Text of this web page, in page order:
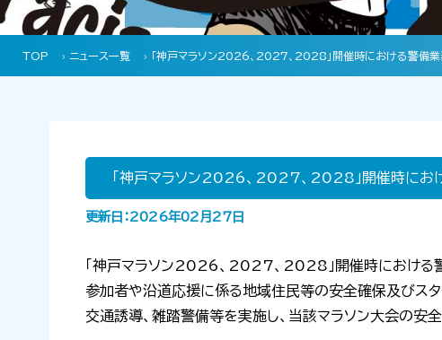
TOP › ニュース一覧 › 「神戸マラソン2026、2027、2028」開催時における警備
「神戸マラソン2026、2027、2028」開催時にお
更新日：2026年02月27日
「神戸マラソン2026、 2027、 2028 」開催時におけ
参加者や沿道応援に係る地域住民等の安全確保及びスター
交通誘導、雑踏警備等を実施し、当該マラソン大会の安